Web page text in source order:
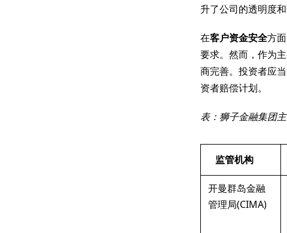
升了公司的透明度和
在客户资金安全方
要求。然而，作为
商完善。投资者应
资者赔偿计划。
表：狮子金融集团
监管机构
开曼群岛金融
管理局(CIMA)